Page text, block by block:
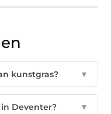
kunstgras? ▼
Deventer? ▼